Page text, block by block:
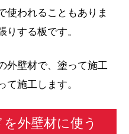
使われることもありま
りする板です。
外壁材で、塗って施工
て施工します。
外壁材に使う